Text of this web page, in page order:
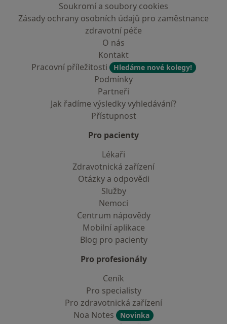
Soukromí a soubory cookies
Zásady ochrany osobních údajů pro zaměstnance
zdravotní péče
O nás
Kontakt
Pracovní příležitosti
Hledáme nové kolegy!
Podmínky
Partneři
Jak řadíme výsledky vyhledávání?
Přístupnost
Pro pacienty
Lékaři
Zdravotnická zařízení
Otázky a odpovědi
Služby
Nemoci
Centrum nápovědy
Mobilní aplikace
Blog pro pacienty
Pro profesionály
Ceník
Pro specialisty
Pro zdravotnická zařízení
Noa Notes
Novinka